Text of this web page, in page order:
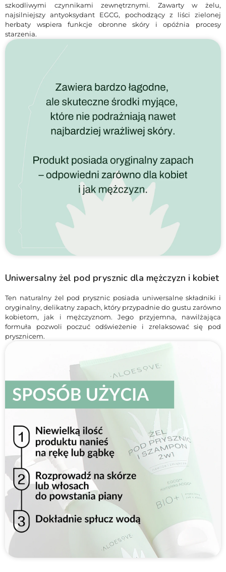
szkodliwymi czynnikami zewnętrznymi. Zawarty w żelu,
najsilniejszy antyoksydant EGCG, pochodzący z liści zielonej
herbaty wspiera funkcje obronne skóry i opóźnia procesy
starzenia.
Uniwersalny żel pod prysznic dla mężczyzn i kobiet
Ten naturalny żel pod prysznic posiada uniwersalne składniki i
oryginalny, delikatny zapach, który przypadnie do gustu zarówno
kobietom, jak i mężczyznom. Jego przyjemna, nawilżająca
formuła pozwoli poczuć odświeżenie i zrelaksować się pod
prysznicem.